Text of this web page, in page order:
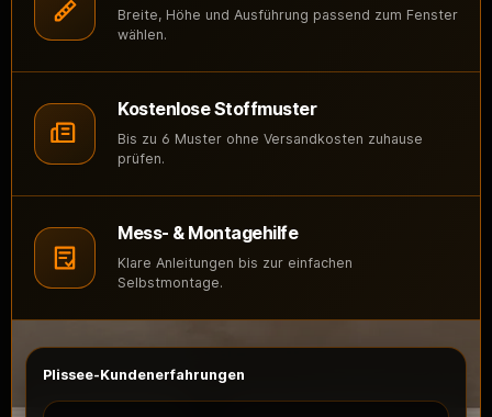
Breite, Höhe und Ausführung passend zum Fenster
wählen.
Kostenlose Stoffmuster
Bis zu 6 Muster ohne Versandkosten zuhause
prüfen.
Mess- & Montagehilfe
Klare Anleitungen bis zur einfachen
Selbstmontage.
Plissee-Kundenerfahrungen